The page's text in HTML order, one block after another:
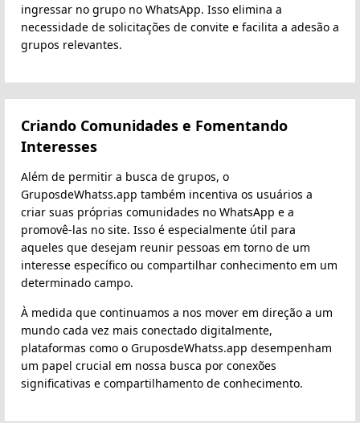
ingressar no grupo no WhatsApp. Isso elimina a
necessidade de solicitações de convite e facilita a adesão a
grupos relevantes.
Criando Comunidades e Fomentando
Interesses
Além de permitir a busca de grupos, o
GruposdeWhatss.app também incentiva os usuários a
criar suas próprias comunidades no WhatsApp e a
promovê-las no site. Isso é especialmente útil para
aqueles que desejam reunir pessoas em torno de um
interesse específico ou compartilhar conhecimento em um
determinado campo.
À medida que continuamos a nos mover em direção a um
mundo cada vez mais conectado digitalmente,
plataformas como o GruposdeWhatss.app desempenham
um papel crucial em nossa busca por conexões
significativas e compartilhamento de conhecimento.